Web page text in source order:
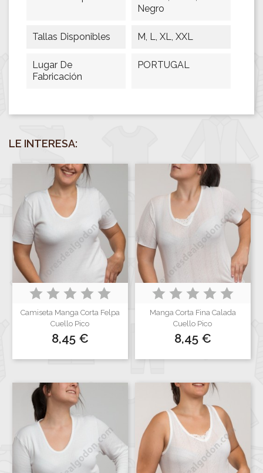
Negro
Tallas Disponibles M, L, XL, XXL
Lugar De
Fabricación
PORTUGAL
LE INTERESA:
Camiseta Manga Corta Felpa
Cuello Pico
Precio
8,45 €
Manga Corta Fina Calada
Cuello Pico
Precio
8,45 €